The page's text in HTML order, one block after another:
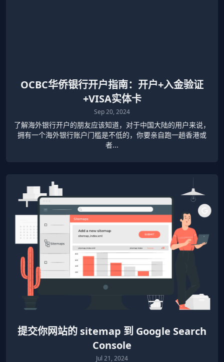
OCBC华侨银行开户指南：开户+入金验证
+VISA实体卡
Sep 20, 2024
了解海外银行开户的朋友应该知道，对于中国大陆的用户来说，
拥有一个海外银行账户门槛是不低的，你要亲自跑一趟香港或
者...
提交你网站的 sitemap 到 Google Search
Console
Jul 21, 2024